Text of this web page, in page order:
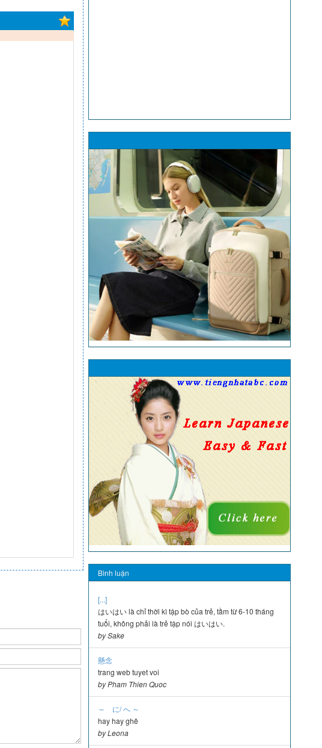
Bình luận
[...]
はいはい là chỉ thời kì tập bò của trẻ, tầm từ 6-10 tháng
tuổi, không phải là trẻ tập nói はいはい.
by Sake
懸念
trang web tuyet voi
by Pham Thien Quoc
～ に/ へ ～
hay hay ghê
by Leona